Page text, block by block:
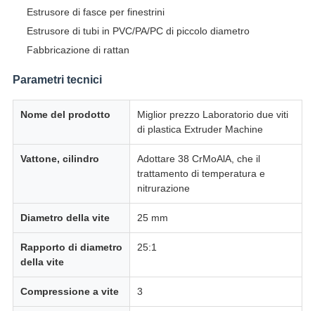
Estrusore di fasce per finestrini
Estrusore di tubi in PVC/PA/PC di piccolo diametro
Fabbricazione di rattan
Parametri tecnici
Nome del prodotto
Miglior prezzo Laboratorio due viti
di plastica Extruder Machine
Vattone, cilindro
Adottare 38 CrMoAlA, che il
trattamento di temperatura e
nitrurazione
Diametro della vite 25 mm
Rapporto di diametro
della vite
25:1
Compressione a vite 3